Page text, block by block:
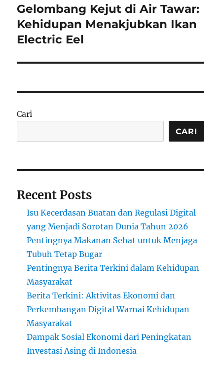
Next
post:
Gelombang Kejut di Air Tawar:
Kehidupan Menakjubkan Ikan
Electric Eel
Cari
CARI
Recent Posts
Isu Kecerdasan Buatan dan Regulasi Digital
yang Menjadi Sorotan Dunia Tahun 2026
Pentingnya Makanan Sehat untuk Menjaga
Tubuh Tetap Bugar
Pentingnya Berita Terkini dalam Kehidupan
Masyarakat
Berita Terkini: Aktivitas Ekonomi dan
Perkembangan Digital Warnai Kehidupan
Masyarakat
Dampak Sosial Ekonomi dari Peningkatan
Investasi Asing di Indonesia